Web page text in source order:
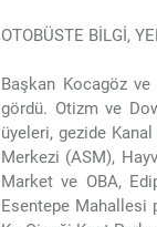
OTOBÜSTE BİLGİ,
Başkan Kocagöz
gördü. Otizm ve
üyeleri, gezide
Merkezi (ASM),
Market ve OBA,
Esentepe Mahallesi